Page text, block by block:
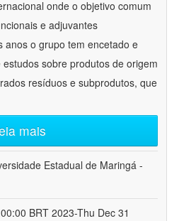
onde o objetivo comum
e adjuvantes
anos o grupo tem encetado e
sobre produtos de origem
resíduos e subprodutos, que
mais
Estadual de Maringá -
BRT 2023-Thu Dec 31